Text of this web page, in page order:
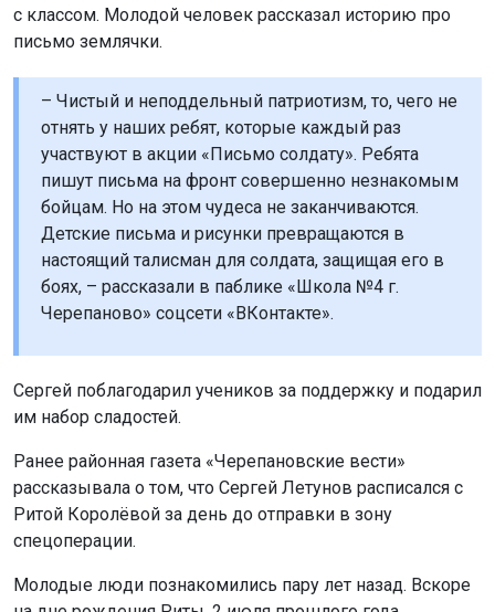
с классом. Молодой человек рассказал историю про
письмо землячки.
– Чистый и неподдельный патриотизм, то, чего не
отнять у наших ребят, которые каждый раз
участвуют в акции «Письмо солдату». Ребята
пишут письма на фронт совершенно незнакомым
бойцам. Но на этом чудеса не заканчиваются.
Детские письма и рисунки превращаются в
настоящий талисман для солдата, защищая его в
боях, – рассказали в паблике «Школа №4 г.
Черепаново» соцсети «ВКонтакте».
Сергей поблагодарил учеников за поддержку и подарил
им набор сладостей.
Ранее районная газета «Черепановские вести»
рассказывала о том, что Сергей Летунов расписался с
Ритой Королёвой за день до отправки в зону
спецоперации.
Молодые люди познакомились пару лет назад. Вскоре